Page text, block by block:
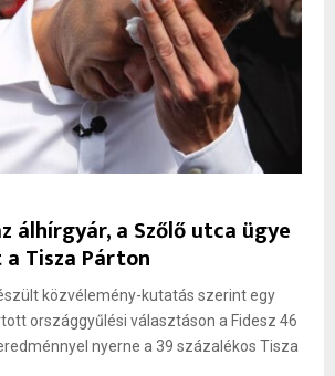
álhírgyár, a Szőlő utca ügye
Tisza Párton
közvélemény-kutatás szerint egy
országgyűlési választáson a Fidesz 46
nyerne a 39 százalékos Tisza